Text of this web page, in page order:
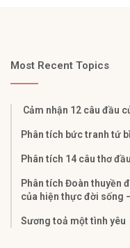
Most Recent Topics
Cảm nhận 12 câu đầu
Phân tích bức tranh tứ
Phân tích 14 câu thơ
Phân tích Đoàn thuyền
của hiện thực đời sống
Sương toả một tình yêu